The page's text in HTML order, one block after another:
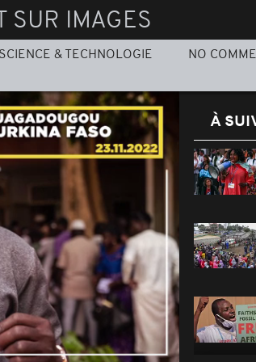
SUR IMAGES
SCIENCE & TECHNOLOGIE NO
À